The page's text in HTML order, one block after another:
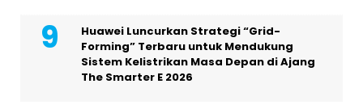
Huawei Luncurkan Strategi “Grid-
Forming” Terbaru untuk Mendukung
Sistem Kelistrikan Masa Depan di Ajang
The Smarter E 2026